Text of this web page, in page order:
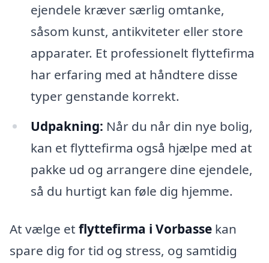
ejendele kræver særlig omtanke,
såsom kunst, antikviteter eller store
apparater. Et professionelt flyttefirma
har erfaring med at håndtere disse
typer genstande korrekt.
Udpakning: Når du når din nye bolig,
kan et flyttefirma også hjælpe med at
pakke ud og arrangere dine ejendele,
så du hurtigt kan føle dig hjemme.
At vælge et flyttefirma i Vorbasse kan
spare dig for tid og stress, og samtidig